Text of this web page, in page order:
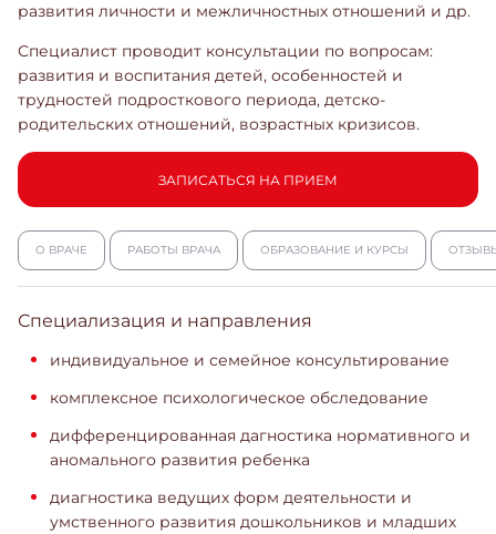
развития личности и межличностных отношений и др.
Специалист проводит консультации по вопросам:
развития и воспитания детей, особенностей и
трудностей подросткового периода, детско-
родительских отношений, возрастных кризисов.
ЗАПИСАТЬСЯ НА ПРИЕМ
О ВРАЧЕ РАБОТЫ ВРАЧА ОБРАЗОВАНИЕ И КУРСЫ
Специализация и направления
индивидуальное и семейное консультирование
комплексное психологическое обследование
дифференцированная дагностика нормативного и
аномального развития ребенка
диагностика ведущих форм деятельности и
умственного развития дошкольников и младших